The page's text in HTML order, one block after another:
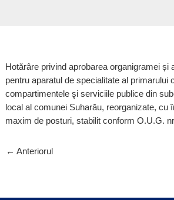
Hotărâre privind aprobarea organigramei și
pentru aparatul de specialitate al primarului
compartimentele şi serviciile publice din
local al comunei Suharău, reorganizate, cu
maxim de posturi, stabilit conform O.U.G.
← Anteriorul